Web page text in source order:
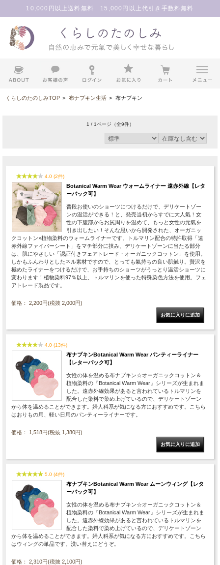
10,000円以上送料無料 15,000円以上代引き手数料無料
くらしのたのしみTOP > 布ナプキン生活 > 布ナプキン
1 / 1ページ （全9件）
4.0 (2件)
Botanical Warm Wear ウォームライナー 遠赤外線【レタ
ーパック可】
普段お使いのショーツにつけるだけで、デリケートゾー
ンの温活ができる！と、発売当初からすでに大人氣！女
性の下腹部からお尻周りを温めて、もっと女性の元氣を
引き出したい！そんな思いから開発された、オーガニッ
クコットン×植物染料のウォームライナーです。トルマリン配合の特許取得「遠
赤外線ファイバーシート」をマチ部分に挟み、デリケートゾーンに当たる部分
は、肌にやさしい「認証付きフェアトレード・オーガニックコットン」を使用。
しかもふんわりとしたネル素材ですので、とっても氣持ちの良い肌触り。贅沢を
極めたライナーをつけるだけで、お手持ちのショーツがうっとり温活ショーツに
変わります！植物染料97％以上、トルマリンを使った特殊染色方法を使用。フェ
アトレード製品です。
価格： 2,200円(税抜 2,000円)
4.0 (13件)
布ナプキンBotanical Warm Wear パンティーライナー
【レターパック可】
女性の体を温める布ナプキン☆オーガニックコットン＆
植物染料の『Botanical Warm Wear』シリーズが生まれま
した。遠赤外線効果があると言われているトルマリンを
配合した染料で染め上げているので、デリケートゾーン
から体を温めることができます。婦人科系が気になる方におすすめです。こちら
はおりもの用、軽い日用のパンティーライナーです。
価格： 1,518円(税抜 1,380円)
5.0 (4件)
布ナプキンBotanical Warm Wear ムーンウィング【レタ
ーパック可】
女性の体を温める布ナプキン☆オーガニックコットン＆
植物染料の『Botanical Warm Wear』シリーズが生まれま
した。遠赤外線効果があると言われているトルマリンを
配合した染料で染め上げているので、デリケートゾーン
から体を温めることができます。婦人科系が気になる方におすすめです。こちら
はウィングの単品です。洗い替えにどうぞ。
価格： 2,310円(税抜 2,100円)